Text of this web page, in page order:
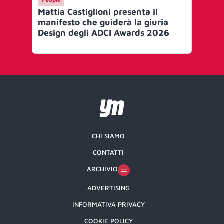
Mattia Castiglioni presenta il
manifesto che guiderà la giuria
Design degli ADCI Awards 2026
CHI SIAMO
CONTATTI
ARCHIVIO
ADVERTISING
INFORMATIVA PRIVACY
COOKIE POLICY